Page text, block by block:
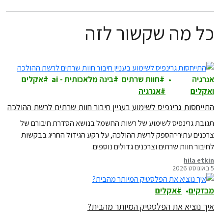
כל מה שקשור לזה
אנרגיה
ואקלים
חוות שרתים בינה מלאכותית - ai
אקלים
אנרגיה
התייחסות גרינפיס לשימוע בעניין חיבור חוות שרתים לרשת ההולכה
תגובת גרינפיס לשימוע של רשות החשמל בנושא הסדרת חיבורם של
צרכנים עתירי־הספק לרשת ההולכה, על רקע הגידול החריג בבקשות
לחיבור חוות שרתים וצרכנים גדולים נוספים.
hila etkin
5 באוגוסט 2026
מבזקים אקלים
איך נוציא את הפלסטיק המיותר מהבית?